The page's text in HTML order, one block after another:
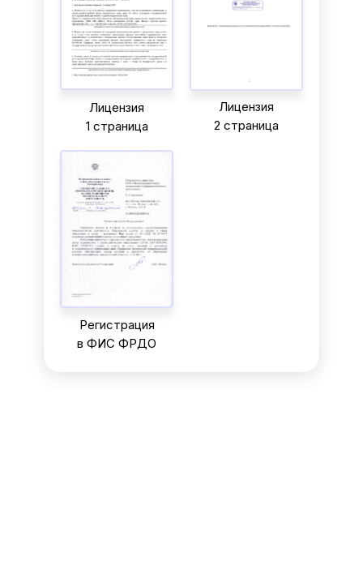
Лицензия
1 страница
Лицензия
2 страница
Регистрация
в ФИС ФРДО